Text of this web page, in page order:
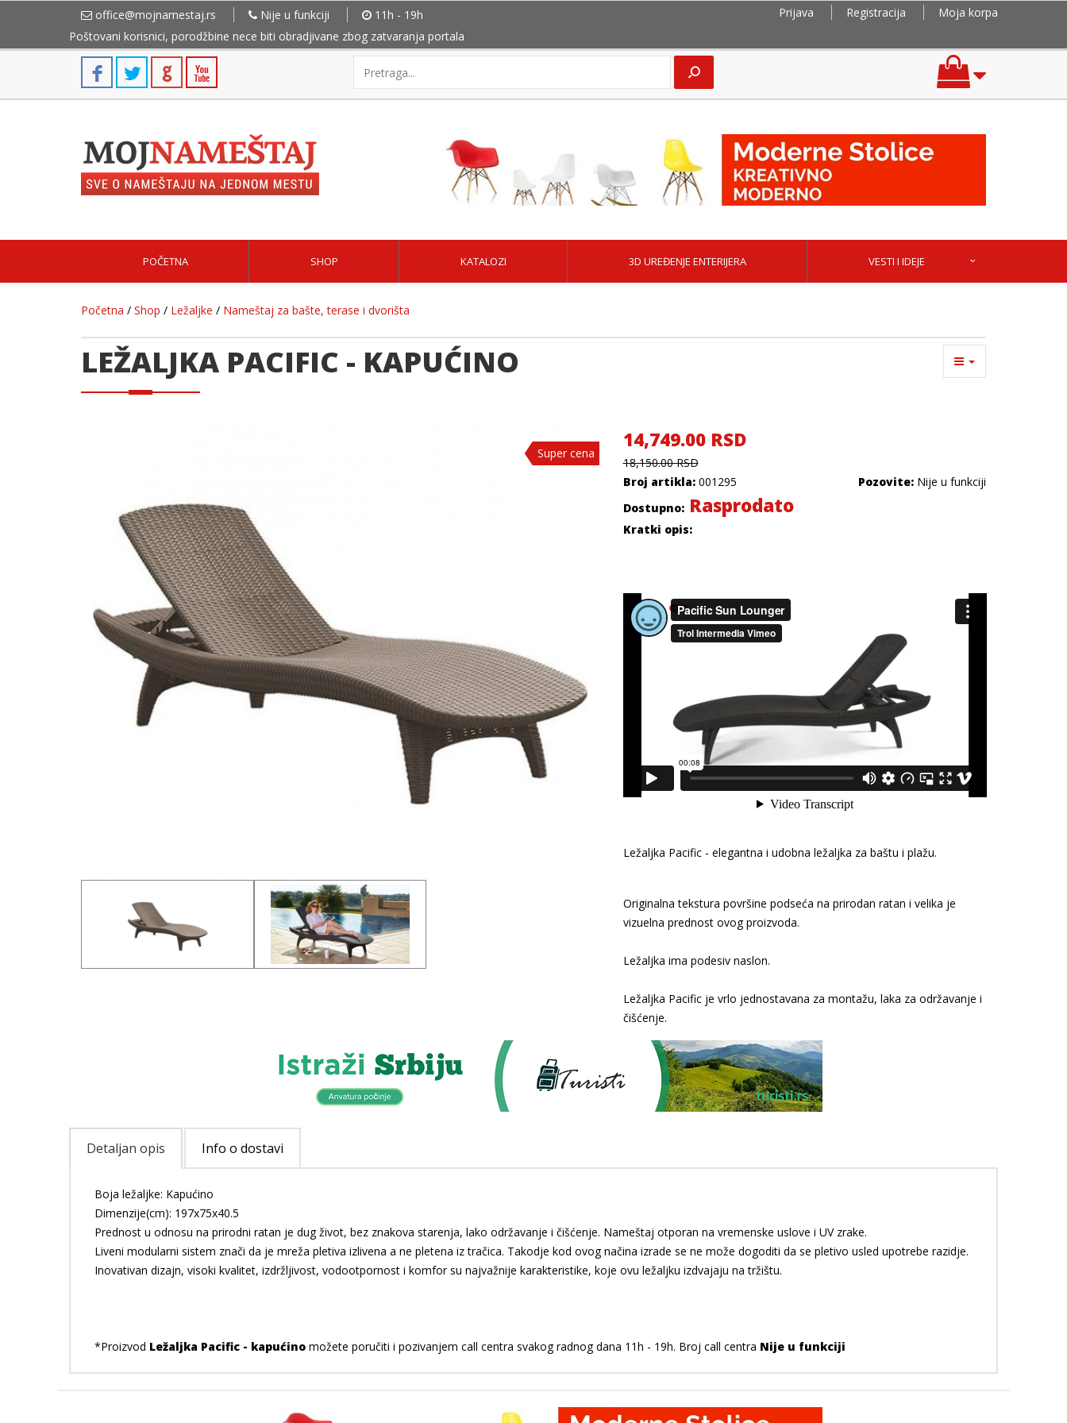
office@mojnamestaj.rs Nije u funkciji 11h - 19h Prijava Registracija
Moja korpa
Poštovani korisnici, porodžbine nece biti obradjivane zbog zatvaranja portala
POČETNA SHOP KATALOZI 3D UREĐENJE ENTERIJERA VESTI I IDEJE
Početna / Shop / Ležaljke / Nameštaj za bašte, terase i dvorišta
LEŽALJKA PACIFIC - KAPUĆINO
Super cena
Super cena
Super cena
14,749.00 RSD
18,150.00 RSD
Broj artikla:001295 Pozovite: Nije u funkciji
Dostupno:Rasprodato
Kratki opis:
Ležaljka Pacific - elegantna i udobna ležaljka za baštu i plažu.
Originalna tekstura površine podseća na prirodan ratan i velika je
vizuelna prednost ovog proizvoda.
Ležaljka ima podesiv naslon.
Ležaljka Pacific je vrlo jednostavana za montažu, laka za održavanje i
čišćenje.
Detaljan opis Info o dostavi
Boja ležaljke: Kapućino
Dimenzije(cm): 197x75x40.5
Prednost u odnosu na prirodni ratan je dug život, bez znakova starenja, lako održavanje i čišćenje. Nameštaj otporan na vremenske uslove i UV zrake.
Liveni modularni sistem znači da je mreža pletiva izlivena a ne pletena iz tračica. Takodje kod ovog načina izrade se ne može dogoditi da se pletivo usled upotrebe razidje.
Inovativan dizajn, visoki kvalitet, izdržljivost, vodootpornost i komfor su najvažnije karakteristike, koje ovu ležaljku izdvajaju na tržištu.
*Proizvod Ležaljka Pacific - kapućino možete poručiti i pozivanjem call centra svakog radnog dana 11h - 19h. Broj call centra Nije u funkciji